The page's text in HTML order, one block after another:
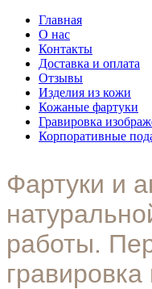
Главная
О нас
Контакты
Доставка и оплата
Отзывы
Изделия из кожи
Кожаные фартуки
Гравировка
Корпоративные
Фартуки и
работы.
гравировка